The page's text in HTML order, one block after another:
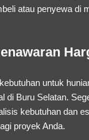
atau penyewa di
untuk
di Buru Selatan.
kebutuhan dan
proyek Anda.